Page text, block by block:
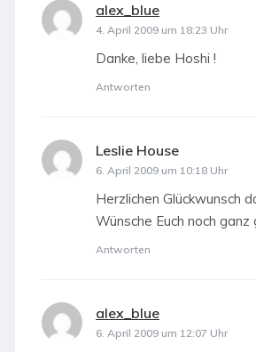
alex_blue
4. April 2009 um 18:23 Uhr
Danke, liebe Hoshi !
Antworten
Leslie House
6. April 2009 um 10:18 Uhr
Herzlichen Glückwunsch
Wünsche Euch noch
Antworten
alex_blue
6. April 2009 um 12:07 Uhr